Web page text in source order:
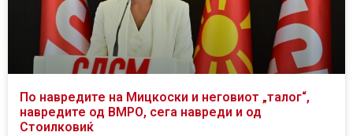
По навредите на Мицкоски и неговиот „талог“,
навредите од ВМРО, сега навреди и од
Стоилковиќ